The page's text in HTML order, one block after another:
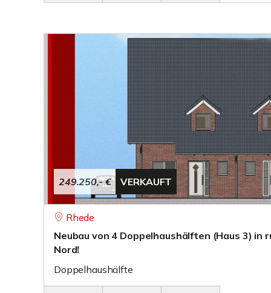
249.250,- € VERKAUFT
Rhede
Neubau von 4 Doppelhaushälften (Haus 3) in
Nord!
Doppelhaushälfte